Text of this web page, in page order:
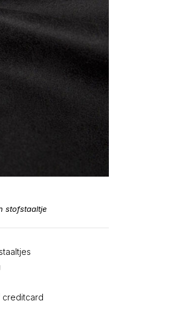
stofstaaltje
creditcard